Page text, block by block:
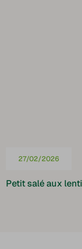
27/02/2026
Petit salé aux